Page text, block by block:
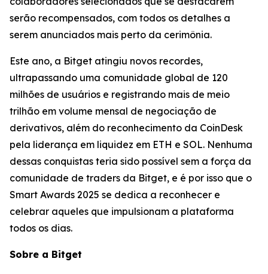
serão recompensados, com todos os detalhes a
serem anunciados mais perto da cerimônia.
Este ano, a Bitget atingiu novos recordes,
ultrapassando uma comunidade global de 120
milhões de usuários e registrando mais de meio
trilhão em volume mensal de negociação de
derivativos, além do reconhecimento da CoinDesk
pela liderança em liquidez em ETH e SOL. Nenhuma
dessas conquistas teria sido possível sem a força da
comunidade de traders da Bitget, e é por isso que o
Smart Awards 2025 se dedica a reconhecer e
celebrar aqueles que impulsionam a plataforma
todos os dias.
Sobre a Bitget